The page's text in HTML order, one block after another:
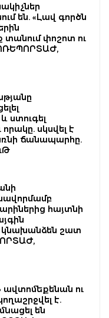
են. «Լավ գործն
փոշոտ ու
ստուգել
սկսվել է
ճանապարհը.
հայտնի
կնախանձեն շատ
ավտոմեքենան ու
է.
են